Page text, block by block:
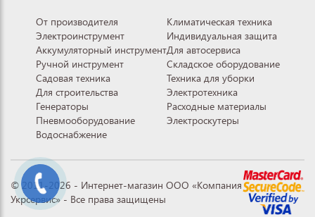
От производителя
Электроинструмент
Аккумуляторный инструмент
Ручной инструмент
Садовая техника
Для строительства
Генераторы
Пневмооборудование
Водоснабжение
Климатическая техника
Индивидуальная защита
Для автосервиса
Складское оборудование
Техника для уборки
Электротехника
Расходные материалы
Электроскутеры
© 2011-2026 - Интернет-магазин ООО «Компания
Укрсервис» - Все права защищены